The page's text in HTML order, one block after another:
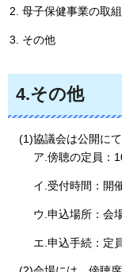
母子保健事業の取
その他
4.その他
(1)協議会は公開に
ア.傍聴の定員：
イ.受付時間：開
ウ.申込場所：会
エ.申込手続：定